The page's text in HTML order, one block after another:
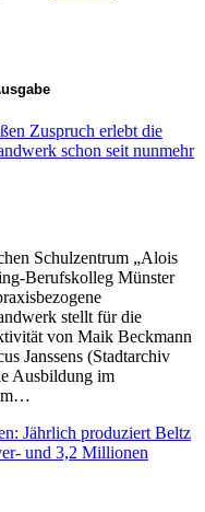
Schulzentrum „Alois
Berufskolleg Münster
stellt für die
von Maik Beckmann
Janssens (Stadtarchiv
Ausbildung im
im…